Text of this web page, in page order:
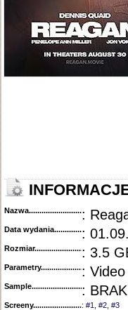
Nazwa.............................................
:
Data :
Rozmiar...........................................
: 3.5
Parametry.........................................
:
Sample............................................
: BRAK
Screeny...........................................
: #1 #2 #3